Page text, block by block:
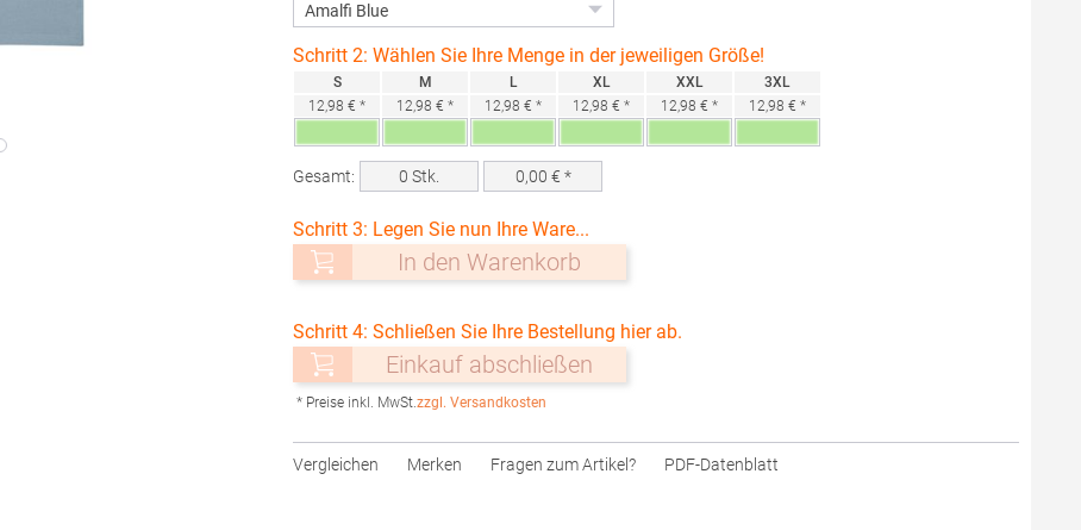
Schritt 2: Wählen Sie Ihre Menge in der jeweiligen Größe!
S
12,98 € *
M
12,98 € *
L
12,98 € *
XL
12,98 € *
XXL
12,98 € *
3XL
12,98 € *
Gesamt: 0 Stk. 0,00 € *
Schritt 3: Legen Sie nun Ihre Ware...
In den Warenkorb
Schritt 4: Schließen Sie Ihre Bestellung hier ab.
Einkauf abschließen
* Preise inkl. MwSt.zzgl. Versandkosten
Vergleichen Merken Fragen zum Artikel? PDF-Datenblatt